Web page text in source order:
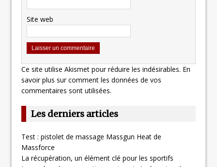
Site web
Ce site utilise Akismet pour réduire les indésirables. En
savoir plus sur comment les données de vos
commentaires sont utilisées.
Les derniers articles
Test : pistolet de massage Massgun Heat de
Massforce
La récupération, un élément clé pour les sportifs